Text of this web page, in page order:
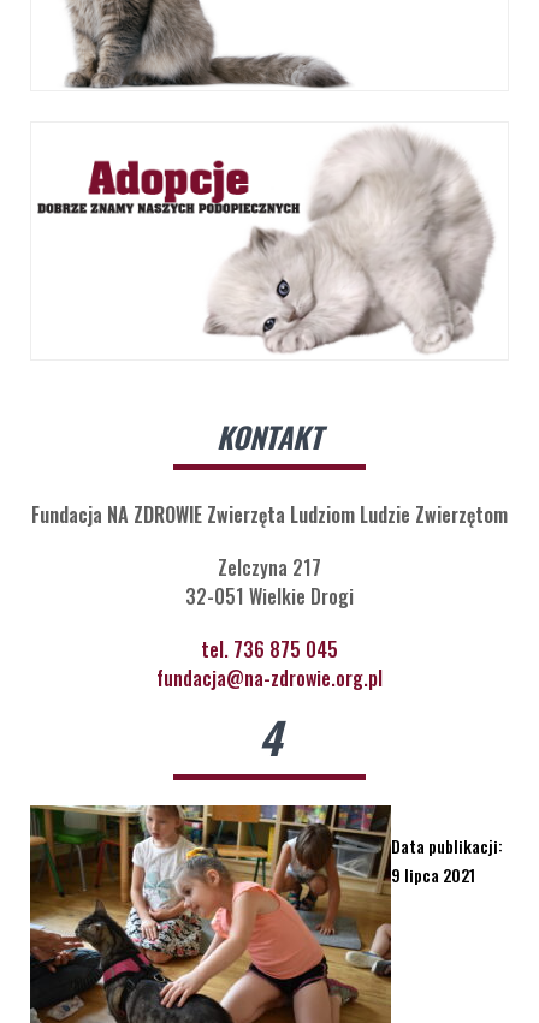
KONTAKT
Fundacja NA ZDROWIE Zwierzęta Ludziom Ludzie Zwierzętom
Zelczyna 217
32-051 Wielkie Drogi
tel. 736 875 045
fundacja@na-zdrowie.org.pl
4
Data publikacji:
9 lipca 2021